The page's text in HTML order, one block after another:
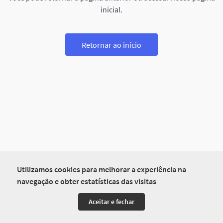
Utilizamos cookies para melhorar a experiência na
navegação e obter estatísticas das visitas
Aceitar e fechar
inicial.
Retornar ao início